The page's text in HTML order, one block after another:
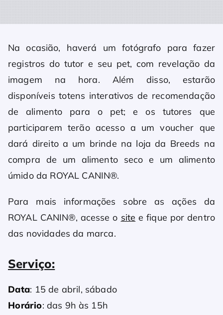
Na ocasião, haverá um fotógrafo para fazer
registros do tutor e seu pet, com revelação da
imagem na hora. Além disso, estarão
disponíveis totens interativos de recomendação
de alimento para o pet; e os tutores que
participarem terão acesso a um voucher que
dará direito a um brinde na loja da Breeds na
compra de um alimento seco e um alimento
úmido da ROYAL CANIN®.
Para mais informações sobre as ações da
ROYAL CANIN®, acesse o site e fique por dentro
das novidades da marca.
Serviço:
Data: 15 de abril, sábado
Horário: das 9h às 15h